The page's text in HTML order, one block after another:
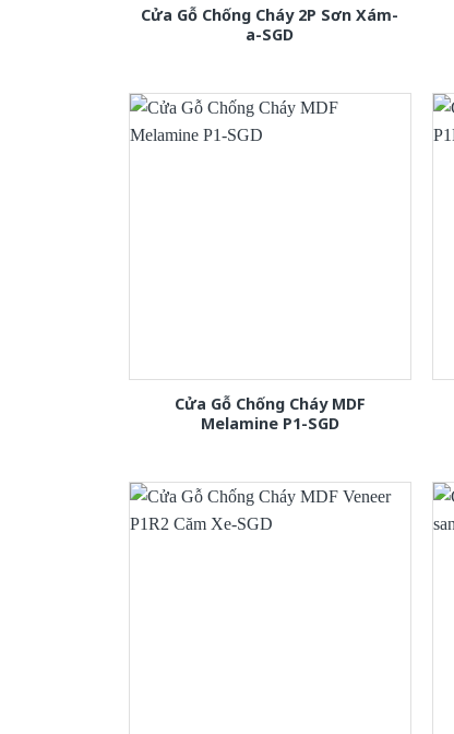
Cửa Gỗ Chống Cháy 2P Sơn Xám-
a-SGD
Cửa Gỗ Chống Cháy MDF
Melamine P1-SGD